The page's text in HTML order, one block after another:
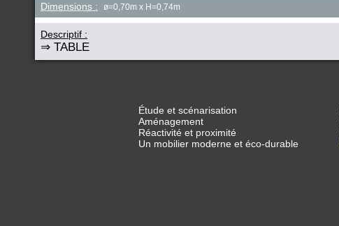
Dimensions : ø=0,70m x H=0,74m
Descriptif :
⇒ TABLE
Étude et scénarisation
Aménagement
Réactivité et proximité
Un mobilier moderne et éco-durable